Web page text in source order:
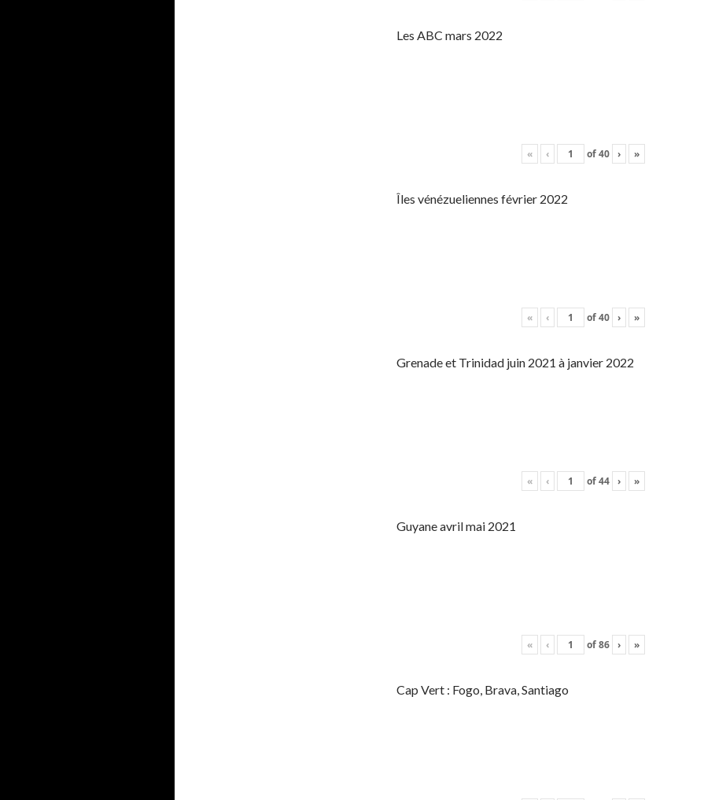
Les ABC mars 2022
« ‹ of40 › »
Îles vénézueliennes février 2022
« ‹ of40 › »
Grenade et Trinidad juin 2021 à janvier 2022
« ‹ of44 › »
Guyane avril mai 2021
« ‹ of86 › »
Cap Vert : Fogo, Brava, Santiago